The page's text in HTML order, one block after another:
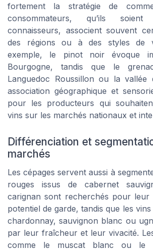
fortement la stratégie de
consommateurs, qu’ils
connaisseurs, associent souvent
des régions ou à des styles de
exemple, le pinot noir évoque
Bourgogne, tandis que le
Languedoc Roussillon ou la vallée
association géographique et
pour les producteurs qui
vins sur les marchés nationaux et
Différenciation et
marchés
Les cépages servent aussi à
rouges issus de cabernet
carignan sont recherchés pour
potentiel de garde, tandis que les
chardonnay, sauvignon blanc ou
par leur fraîcheur et leur vivacité.
comme le muscat blanc ou le